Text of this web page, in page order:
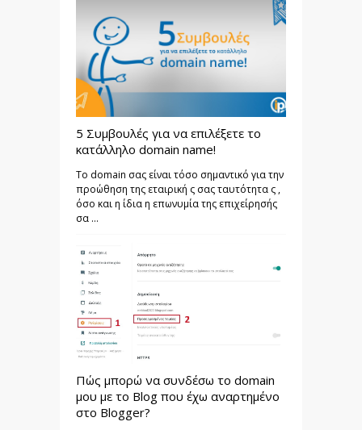
5 Συμβουλές για να επιλέξετε το
κατάλληλο domain name!
Το domain σας είναι τόσο σημαντικό για την
προώθηση της εταιρική ς σας ταυτότητα ς ,
όσο και η ίδια η επωνυμία της επιχείρησής
σα ...
Πώς μπορώ να συνδέσω το domain
μου με το Blog που έχω αναρτημένο
στο Blogger?